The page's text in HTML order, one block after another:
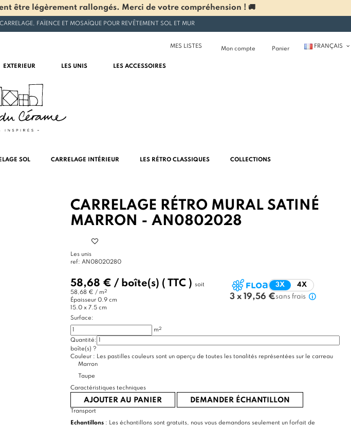
être légèrement rallongés. Merci de votre compréhension ! 🚚
FAÏENCE ET MOSAÏQUE POUR REVÊTEMENT SOL ET MUR
MES LISTES Mon compte Panier FRANÇAIS
EXTERIEUR LES UNIS LES ACCESSOIRES
SOL CARRELAGE INTÉRIEUR LES RÉTRO CLASSIQUES COLLECTIONS
CARRELAGE RÉTRO MURAL SATINÉ
MARRON - AN0802028
Les unis
ref: AN08020280
58,68 € / boîte(s) ( TTC ) soit
58,68 € / m2
Épaisseur 0.9 cm
15.0 x 7.5 cm
3X 4X
3 x 19,56 €sans frais
Surface:
m2
Quantité:
boîte(s) ?
Couleur : Les pastilles couleurs sont un aperçu de toutes les tonalités représentées sur le carreau
Marron
Taupe
Caractéristiques techniques
AJOUTER AU PANIER DEMANDER ÉCHANTILLON
Transport
Echantillons: Les échantillons sont gratuits, nous vous demandons seulement un forfait de